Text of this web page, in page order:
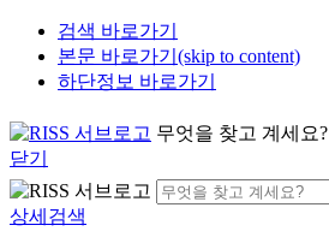
검색 바로가기
본문 바로가기(skip to content)
하단정보 바로가기
무엇을 찾고 계세요?
닫기
상세검색